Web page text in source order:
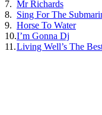
7. Mr Richards
8. Sing For The
9. Horse To Water
10.I’m Gonna Dj
11.Living Well’s The